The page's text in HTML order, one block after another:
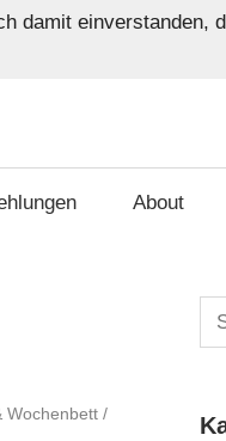
About
Wochenbett /
damit einverstanden,